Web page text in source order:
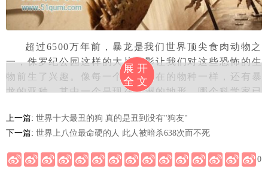
超过6500万年前，暴龙是我们世界顶尖食肉动物之
一，侏罗纪公园这样的大片电影让我们对这些恐怖的生
物前生了兴趣。像每一个曾经存在的物种一样，还有暴
龙的亚种，其中一个是现在亚洲的地形，哪个科学家已
中首次被发现，在随后的考察中，发现了一个几乎完整
的骨架，它的遗体保持相对完整，直到2012年，当时一
名佛罗里达州的男子设法偷走了一些骨头。埃里克·普罗
科皮由于一些伪造的文件，以某种方式能够将一些骨头
展开
全文
上一篇: 世界十大最丑的狗 真的是丑到没有"狗友"
下一篇: 世界上八位最命硬的人 此人被暗杀638次而不死
0